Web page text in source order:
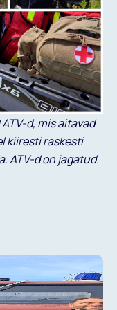
d, mis aitavad
kiiresti raskesti
ATV-d on jagatud.